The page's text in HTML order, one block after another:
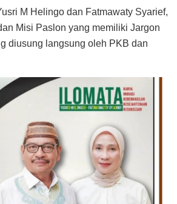
M Helingo dan Fatmawaty Syarief,
Misi Paslon yang memiliki Jargon
diusung langsung oleh PKB dan